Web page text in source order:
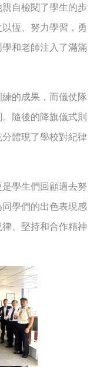
自檢閱了學生的步
恆、努力學習，勇
和老師注入了滿滿
的成果，而儀仗隊
隨後的降旗儀式則
體現了學校對紀律
學生們回顧過去努
學們的出色表現感
、堅持和合作精神